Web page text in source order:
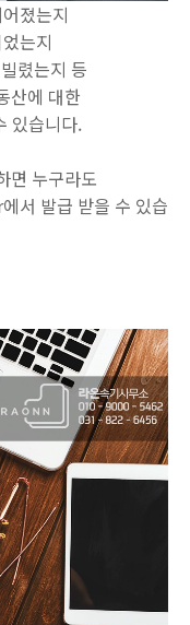
졌는지
는지
렸는지 등
산에 대한
있습니다.
면 누구라도
서 발급 받을 수 있습